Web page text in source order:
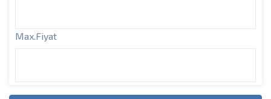
Max.Fiyat